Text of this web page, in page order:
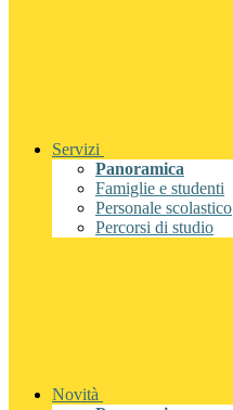
Servizi
Panoramica
Famiglie e studenti
Personale scolastico
Percorsi di studio
Novità